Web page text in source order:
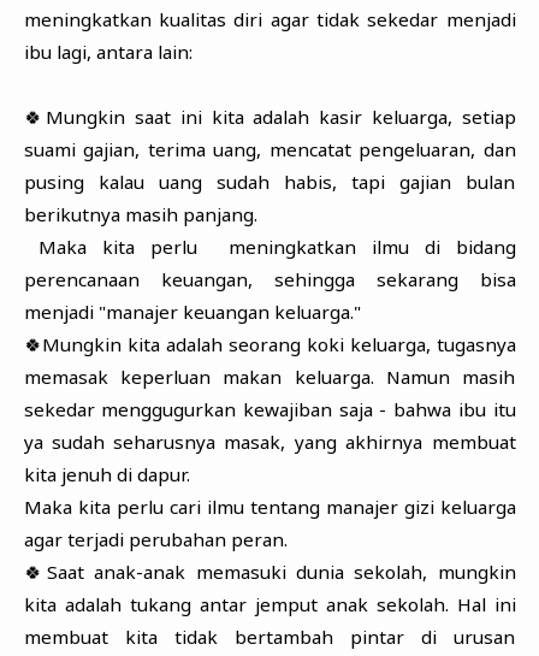
meningkatkan kualitas diri agar tidak sekedar menjadi
ibu lagi, antara lain:
🍀Mungkin saat ini kita adalah kasir keluarga, setiap
suami gajian, terima uang, mencatat pengeluaran, dan
pusing kalau uang sudah habis, tapi gajian bulan
berikutnya masih panjang.
Maka kita perlu meningkatkan ilmu di bidang
perencanaan keuangan, sehingga sekarang bisa
menjadi "manajer keuangan keluarga."
🍀Mungkin kita adalah seorang koki keluarga, tugasnya
memasak keperluan makan keluarga. Namun masih
sekedar menggugurkan kewajiban saja - bahwa ibu itu
ya sudah seharusnya masak, yang akhirnya membuat
kita jenuh di dapur.
Maka kita perlu cari ilmu tentang manajer gizi keluarga
agar terjadi perubahan peran.
🍀Saat anak-anak memasuki dunia sekolah, mungkin
kita adalah tukang antar jemput anak sekolah. Hal ini
membuat kita tidak bertambah pintar di urusan